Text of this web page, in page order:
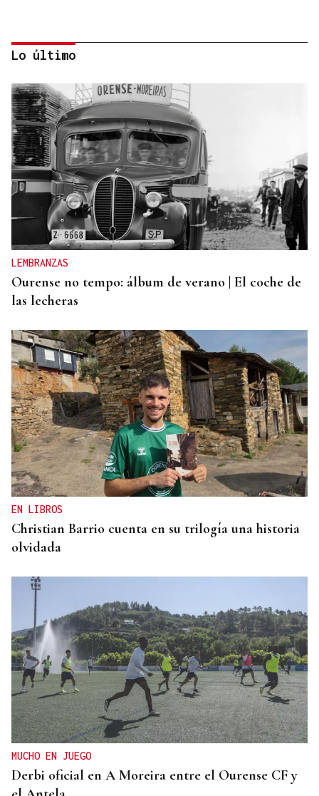
BIOGRAFÍAS
Jesusa Prado López, la fuerza ourensana que
iluminó La Habana
Lo último
LEMBRANZAS
Ourense no tempo: álbum de verano | El coche de
las lecheras
EN LIBROS
Christian Barrio cuenta en su trilogía una historia
olvidada
MUCHO EN JUEGO
Derbi oficial en A Moreira entre el Ourense CF y